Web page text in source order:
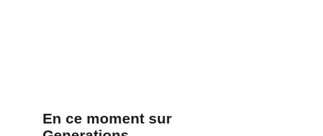
En ce moment sur